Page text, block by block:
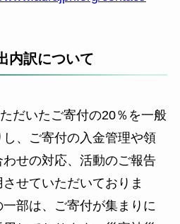
内訳について
だいたご寄付の20％を一般
、ご寄付の入金管理や領
せの対応、活動のご報告
せていただいておりま
部は、ご寄付が集まりに